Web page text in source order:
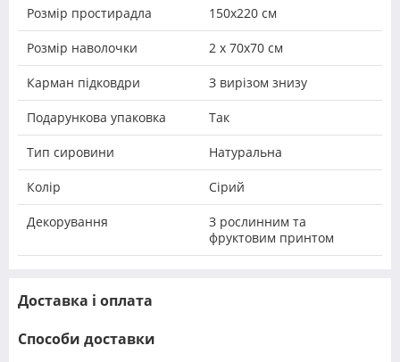
Розмір простирадла 150х220 см
Розмір наволочки 2 х 70х70 см
Карман підковдри З вирізом знизу
Подарункова упаковка Так
Тип сировини Натуральна
Колір Сірий
Декорування
З рослинним та
фруктовим принтом
Доставка і оплата
Способи доставки